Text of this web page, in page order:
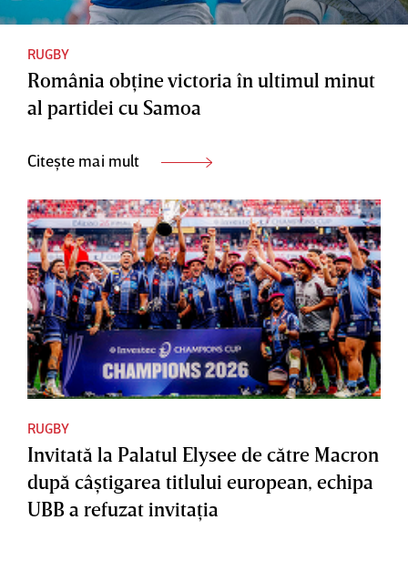
RUGBY
România obţine victoria în ultimul minut
al partidei cu Samoa
Citește mai mult
RUGBY
Invitată la Palatul Elysee de către Macron
după câştigarea titlului european, echipa
UBB a refuzat invitaţia